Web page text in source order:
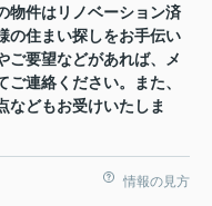
物件はリノベーション済
の住まい探しをお手伝い
ご要望などがあれば、メ
ご連絡ください。また、
などもお受けいたしま
情報の見方